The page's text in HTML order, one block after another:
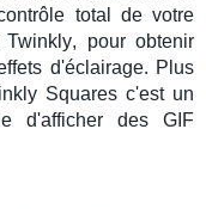
total de votre
Twinkly, pour obtenir
d'éclairage. Plus
Squaresc'est un
d'afficher des GIF